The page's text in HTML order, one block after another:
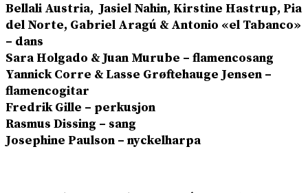
Bellali Austria, Jasiel Nahin, Kirstine Hastrup, Pia
del Norte, Gabriel Aragú & Antonio «el Tabanco»
– dans
Sara Holgado & Juan Murube – flamencosang
Yannick Corre & Lasse Grøftehauge Jensen –
flamencogitar
Fredrik Gille – perkusjon
Rasmus Dissing – sang
Josephine Paulson – nyckelharpa